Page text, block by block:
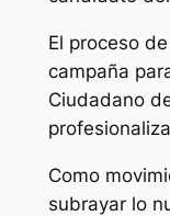
El proceso
campaña
Ciudadano
Como
subrayar lo